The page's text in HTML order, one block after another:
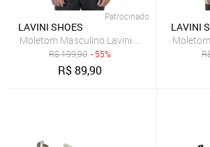
Patrocinado
LAVINI SHOES
Moletom Masculino Lavini Canguru Blusa
R$199,90 - 55%
R$89,90
LAVINI